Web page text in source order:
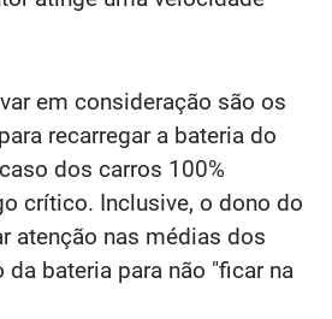
em consideração são os
recarregar a bateria do
dos carros 100%
crítico. Inclusive, o dono do
atenção nas médias dos
bateria para não "ficar na